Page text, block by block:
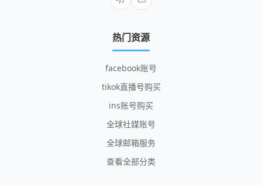
热门资源
facebook账号
tikok直播号购买
ins账号购买
全球社媒账号
全球邮箱服务
查看全部分类